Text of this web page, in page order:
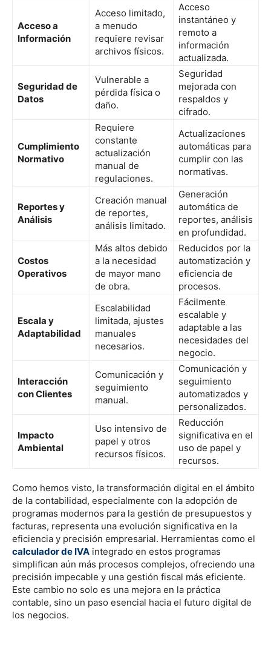
Acceso a
Información
Acceso limitado,
a menudo
requiere revisar
archivos físicos.
Acceso
instantáneo y
remoto a
información
actualizada.
Seguridad de
Datos
Vulnerable a
pérdida física o
daño.
Seguridad
mejorada con
respaldos y
cifrado.
Cumplimiento
Normativo
Requiere
constante
actualización
manual de
regulaciones.
Actualizaciones
automáticas para
cumplir con las
normativas.
Reportes y
Análisis
Creación manual
de reportes,
análisis limitado.
Generación
automática de
reportes, análisis
en profundidad.
Costos
Operativos
Más altos debido
a la necesidad
de mayor mano
de obra.
Reducidos por la
automatización y
eficiencia de
procesos.
Escala y
Adaptabilidad
Escalabilidad
limitada, ajustes
manuales
necesarios.
Fácilmente
escalable y
adaptable a las
necesidades del
negocio.
Interacción
con Clientes
Comunicación y
seguimiento
manual.
Comunicación y
seguimiento
automatizados y
personalizados.
Impacto
Ambiental
Uso intensivo de
papel y otros
recursos físicos.
Reducción
significativa en el
uso de papel y
recursos.
Como hemos visto, la transformación digital en el ámbito
de la contabilidad, especialmente con la adopción de
programas modernos para la gestión de presupuestos y
facturas, representa una evolución significativa en la
eficiencia y precisión empresarial. Herramientas como el
calculador de IVA integrado en estos programas
simplifican aún más procesos complejos, ofreciendo una
precisión impecable y una gestión fiscal más eficiente.
Este cambio no solo es una mejora en la práctica
contable, sino un paso esencial hacia el futuro digital de
los negocios.